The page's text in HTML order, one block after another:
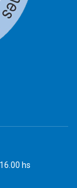
hs